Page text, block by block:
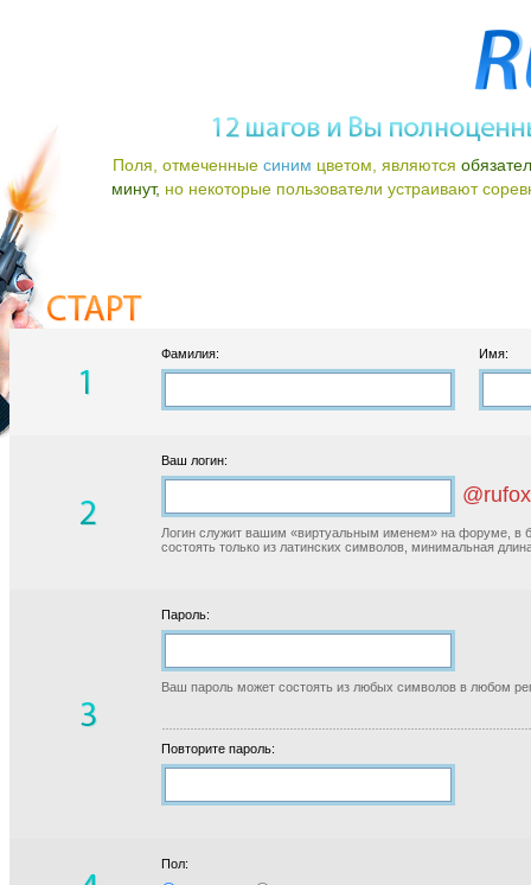
Поля, отмеченные синим цветом, являются
минут, но некоторые пользователи устраивают
Фамилия: Имя:
Ваш логин:
Логин служит вашим «виртуальным именем» на форуме, в
состоять только из латинских символов, минимальная
Пароль:
Ваш пароль может состоять из любых символов в любом
Повторите пароль:
Пол: